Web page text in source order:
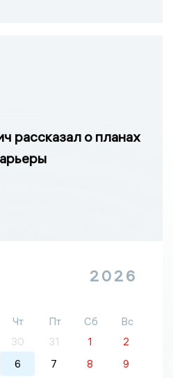
рассказал о планах
2026
Чт Пт Сб
Вс
30 31 1
2
6 7 8
9